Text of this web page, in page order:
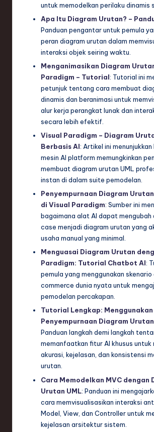
untuk memodelkan perilaku dinamis
Apa Itu Diagram Urutan? –
Panduan pengantar untuk pemula
peran diagram urutan dalam
interaksi objek seiring waktu.
Menganimasikan Diagram
Paradigm – Tutorial: Tutorial ini
petunjuk tentang cara membuat
dinamis dan beranimasi untuk
alur kerja perangkat lunak dan
secara lebih efektif.
Visual Paradigm – Diagram
Berbasis AI: Artikel ini
mesin AI platform memungkinkan
membuat diagram urutan UML
instan di dalam suite pemodelan.
Penyempurnaan Diagram
di Visual Paradigm: Sumber ini
bagaimana alat AI dapat
case menjadi diagram urutan yang
usaha manual yang minimal.
Menguasai Diagram Urutan
Paradigm: Tutorial Chatbot AI:
pemula yang menggunakan
commerce dunia nyata untuk
pemodelan percakapan.
Tutorial Lengkap:
Penyempurnaan Diagram
Panduan langkah demi langkah
memanfaatkan fitur AI khusus untuk
akurasi, kejelasan, dan konsistensi
urutan.
Cara Memodelkan MVC dengan
Urutan UML: Panduan ini
cara memvisualisasikan interaksi
Model, View, dan Controller untuk
kejelasan arsitektur sistem.